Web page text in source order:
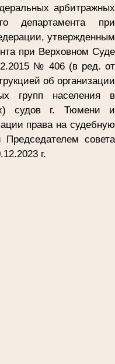
арбитражных
департамента при
утвержденным
при Верховном Суде
№ 406 (в ред. от
об организации
групп населения в
судов г. Тюмени и
права на судебную
совета
г.